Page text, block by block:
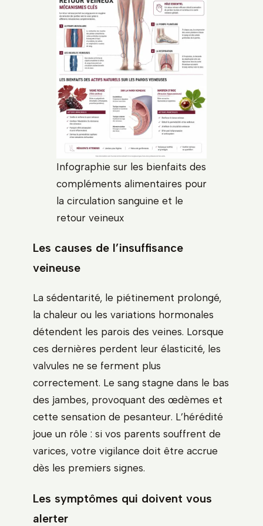
Infographie sur les bienfaits des
compléments alimentaires pour
la circulation sanguine et le
retour veineux
Les causes de l’insuffisance
veineuse
La sédentarité, le piétinement prolongé,
la chaleur ou les variations hormonales
détendent les parois des veines. Lorsque
ces dernières perdent leur élasticité, les
valvules ne se ferment plus
correctement. Le sang stagne dans le bas
des jambes, provoquant des œdèmes et
cette sensation de pesanteur. L’hérédité
joue un rôle : si vos parents souffrent de
varices, votre vigilance doit être accrue
dès les premiers signes.
Les symptômes qui doivent vous
alerter